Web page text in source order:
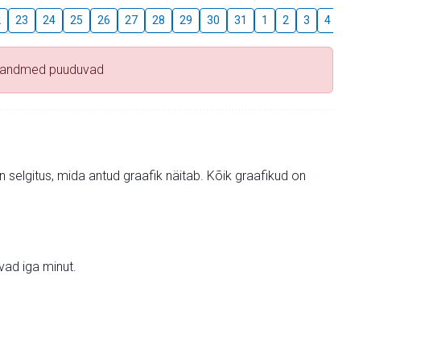
23 24 25 26 27 28 29 30 31 1 2 3 4
puuduvad
mida antud graafik näitab. Kõik graafikud on
iga minut.